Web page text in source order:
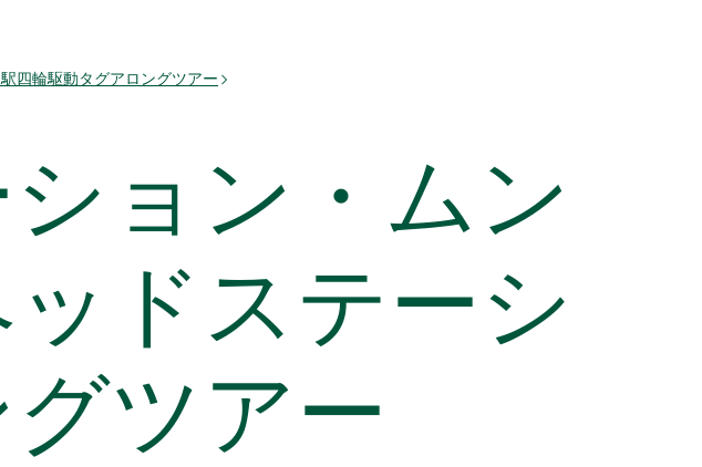
四輪駆動タグアロングツアー
ョン・ムン
ドステーシ
ツアー